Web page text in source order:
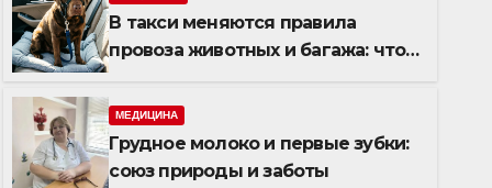
В такси меняются правила
провоза животных и багажа: что
МЕДИЦИНА
Грудное молоко и первые зубки:
союз природы и заботы